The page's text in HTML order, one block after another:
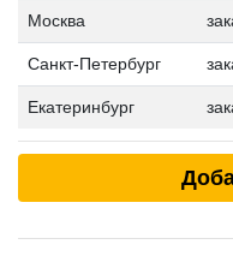
Москва
Санкт-Петербург
Екатеринбург